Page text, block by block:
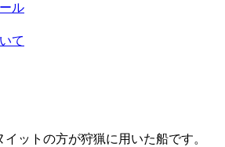
ル
て
ットの方が狩猟に用いた船です。